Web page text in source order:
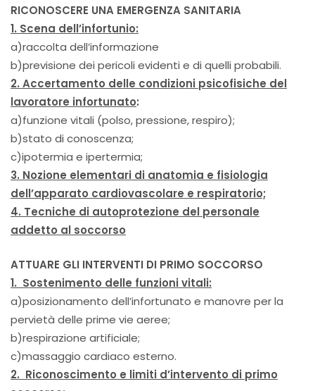
RICONOSCERE UNA EMERGENZA SANITARIA
1. Scena dell’infortunio:
a)raccolta dell’informazione
b)previsione dei pericoli evidenti e di quelli probabili.
2. Accertamento delle condizioni psicofisiche del
lavoratore infortunato:
a)funzione vitali (polso, pressione, respiro);
b)stato di conoscenza;
c)ipotermia e ipertermia;
3. Nozione elementari di anatomia e fisiologia
dell’apparato cardiovascolare e respiratorio;
4. Tecniche di autoprotezione del personale
addetto al soccorso
ATTUARE GLI INTERVENTI DI PRIMO SOCCORSO
1. Sostenimento delle funzioni vitali:
a)posizionamento dell’infortunato e manovre per la
pervietà delle prime vie aeree;
b)respirazione artificiale;
c)massaggio cardiaco esterno.
2. Riconoscimento e limiti d’intervento di primo